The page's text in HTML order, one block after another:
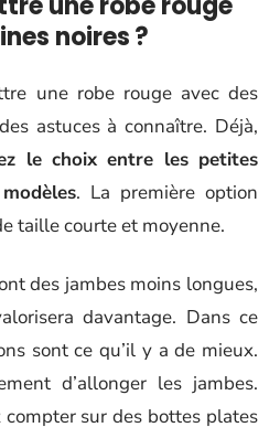
noires ?
une robe rouge avec des
astuces à connaître. Déjà,
le choix entre les petites
. La première option
taille courte et moyenne.
des jambes moins longues,
davantage. Dans ce
sont ce qu’il y a de mieux.
d’allonger les jambes.
sur des bottes plates